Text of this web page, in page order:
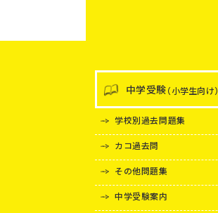
中学受験（小学生向け）
学校別過去問題集
カコ過去問
その他問題集
中学受験案内